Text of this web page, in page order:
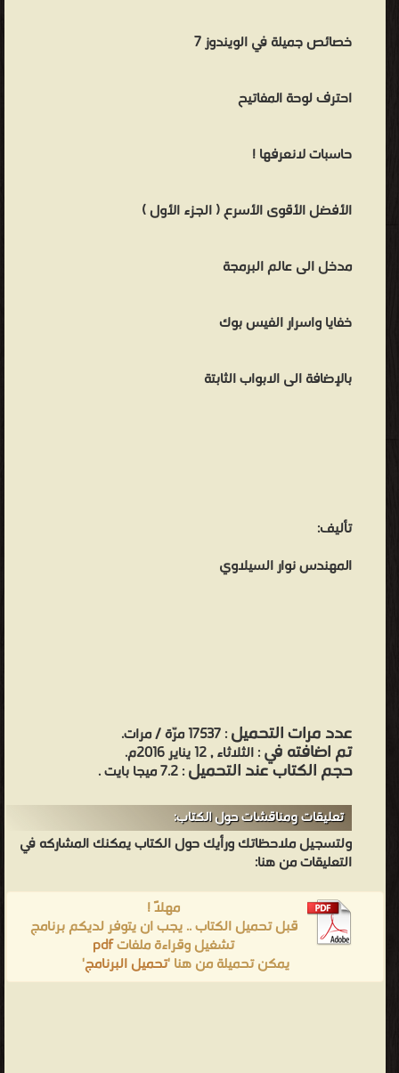
خصائص جميلة في الويندوز 7
احترف لوحة المفاتيح
حاسبات لانعرفها !
الأفضل الأقوى الأسرع ( الجزء الأول )
مدخل الى عالم البرمجة
خفايا واسرار الفيس بوك
بالإضافة الى الابواب الثابتة
تأليف:
المهندس نوار السيلاوي
عدد مرات التحميل: 17537 مرّة / مرات.
تم اضافته في: الثلاثاء , 12 يناير 2016م.
حجم الكتاب عند التحميل: 7.2 ميجا بايت .
تعليقات ومناقشات حول الكتاب:
ولتسجيل ملاحظاتك ورأيك حول الكتاب يمكنك المشاركه في
التعليقات من هنا:
مهلاً !
قبل تحميل الكتاب .. يجب ان يتوفر لديكم برنامج
تشغيل وقراءة ملفاتpdf
يمكن تحميلة من هنا 'تحميل البرنامج'